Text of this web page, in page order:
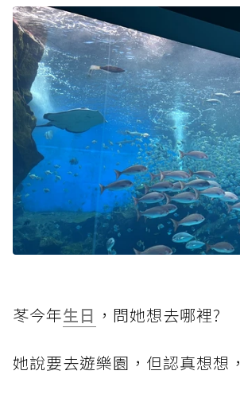
苳今年生日 ，問她想去哪裡?
她說要去遊樂園，但認真想想，